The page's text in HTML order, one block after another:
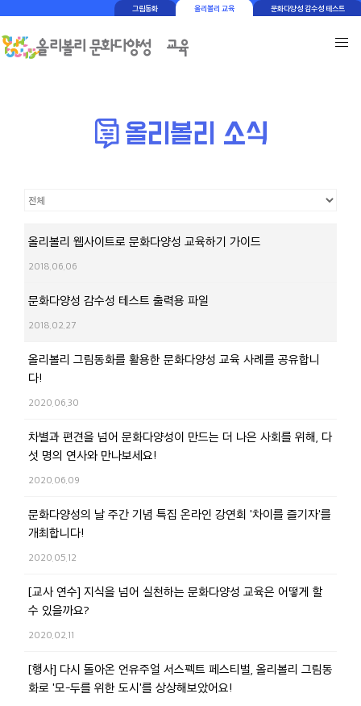
그림동화 올리볼리 교육 문화다양성 감수성 테스트
올리볼리 웹사이트로 문화다양성 교육하기 가이드
2018.06.06
문화다양성 감수성 테스트 출력용 파일
2018.02.27
올리볼리 그림동화를 활용한 문화다양성 교육 사례를 공유합니
다!
2020.06.30
차별과 편견을 넘어 문화다양성이 만드는 더 나은 사회를 위해, 다
섯 명의 연사와 만나보세요!
2020.06.09
문화다양성의 날 주간 기념 특집 온라인 강연회 '차이를 즐기자'를
개최합니다!
2020.05.12
[교사 연수] 지식을 넘어 실천하는 문화다양성 교육은 어떻게 할
수 있을까요?
2020.02.11
[행사] 다시 돌아온 언유주얼 서스펙트 페스티벌, 올리볼리 그림동
화로 '모-두를 위한 도시'를 상상해보았어요!